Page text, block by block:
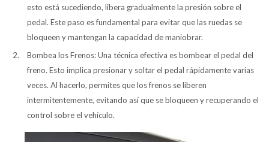
esto está sucediendo, libera gradualmente la presión sobre el
pedal. Este paso es fundamental para evitar que las ruedas se
bloqueen y mantengan la capacidad de maniobrar.
Bombea los Frenos: Una técnica efectiva es bombear el pedal del
freno. Esto implica presionar y soltar el pedal rápidamente varias
veces. Al hacerlo, permites que los frenos se liberen
intermitentemente, evitando así que se bloqueen y recuperando el
control sobre el vehículo.